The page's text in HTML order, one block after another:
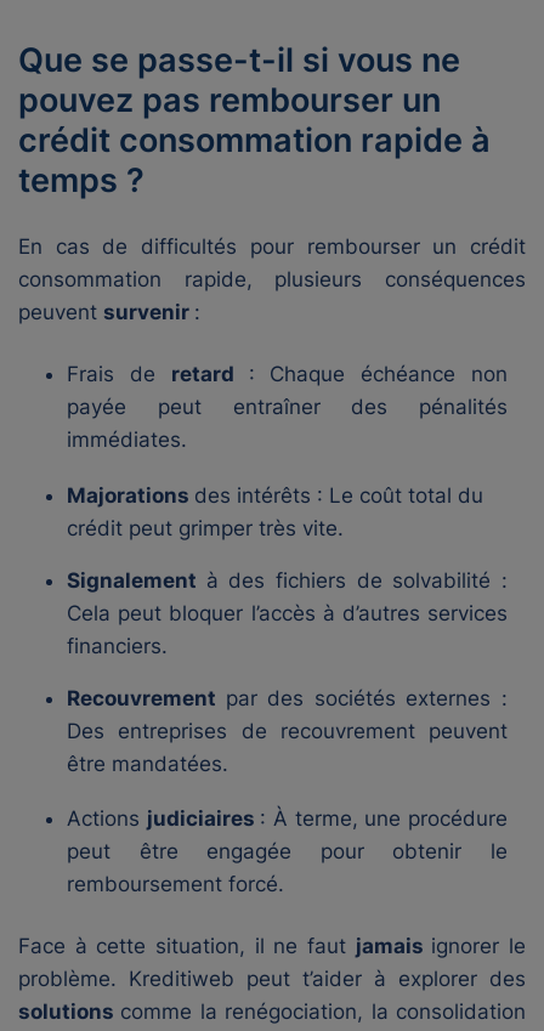
Que se passe-t-il si vous ne
pouvez pas rembourser un
crédit consommation rapide à
temps ?
En cas de difficultés pour rembourser un crédit
consommation rapide, plusieurs conséquences
peuvent survenir :
Frais de retard : Chaque échéance non
payée peut entraîner des pénalités
immédiates.
Majorations des intérêts : Le coût total du
crédit peut grimper très vite.
Signalement à des fichiers de solvabilité :
Cela peut bloquer l’accès à d’autres services
financiers.
Recouvrement par des sociétés externes :
Des entreprises de recouvrement peuvent
être mandatées.
Actions judiciaires : À terme, une procédure
peut être engagée pour obtenir le
remboursement forcé.
Face à cette situation, il ne faut jamais ignorer le
problème. Kreditiweb peut t’aider à explorer des
solutions comme la renégociation, la consolidation